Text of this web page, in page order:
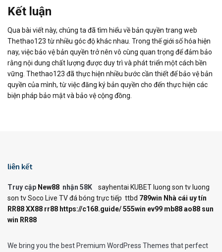
Kết luận
Qua bài viết này, chúng ta đã tìm hiểu về bản quyền trang web
Thethao123 từ nhiều góc độ khác nhau. Trong thế giới số hóa hiện
nay, việc bảo vệ bản quyền trở nên vô cùng quan trọng để đảm bảo
rằng nội dung chất lượng được duy trì và phát triển một cách bền
vững. Thethao123 đã thực hiện nhiều bước cần thiết để bảo vệ bản
quyền của mình, từ việc đăng ký bản quyền cho đến thực hiện các
biện pháp bảo mật và bảo vệ cộng đồng.
liên kết
Truy cập New88 nhận 58K sayhentai KUBET luong son tv luong
son tvSoco Live TVđá bóng trực tiếp ttbd 789win Nhà cái uy tín
RR88XX88 rr88 https://c168.guide/555win ev99 mb88ao88 sun
win RR88
We bring you the best Premium WordPress Themes that perfect